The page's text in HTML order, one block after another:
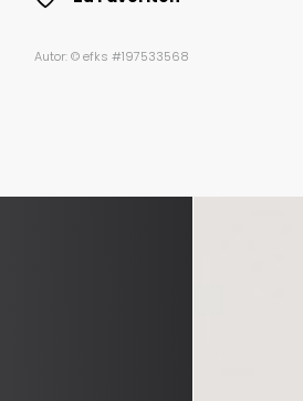
Autor: © efks #197533568